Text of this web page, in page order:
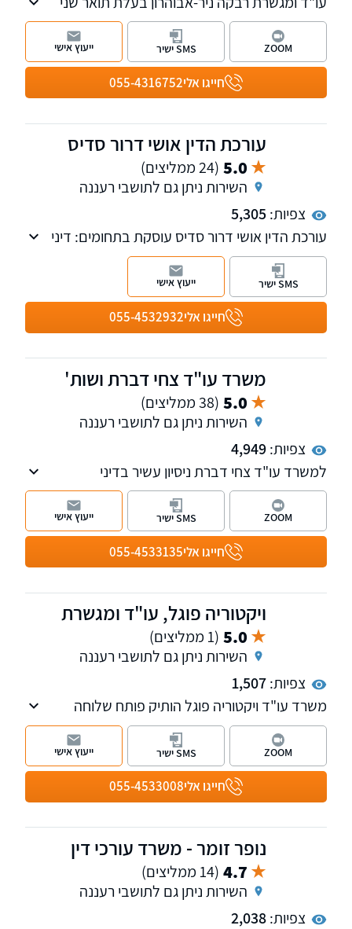
במשפטים. מוסמכת לעריכת ייפוי כוח מתמשך,
בעלת ניסיון רב בייצוג ובסיוע בעסקאות מקרקעין,
פשיטת רגל, גישור ובוררות בהסכם גירושין, ודיני
משפחה - במיוחד צוואות וירושות.
חייגו אלי055-4316752
ZOOM SMS ישיר ייעוץ אישי
עורכת הדין אושי דרור סדיס
5.0 (24 ממליצים)
השירות ניתן גם לתושבי רעננה
צפיות:5,305
עורכת הדין אושי דרור סדיס עוסקת בתחומים: דיני
משפחה נדל"ן, יפויי כח מתמשך צוואות וירושות
חייגו אלי055-4532932
SMS ישיר ייעוץ אישי
משרד עו"ד צחי דברת ושות'
5.0 (38 ממליצים)
השירות ניתן גם לתושבי רעננה
צפיות:4,949
למשרד עו"ד צחי דברת ניסיון עשיר בדיני
המשפחה והגירושין, לרבות מזונות, ייפוי כוח
מתמשך, צוואות וירושות. בנוסף המשרד עוסק
בתחום המקרקעין, מלווה מוכרים וקונים בעסקאות
מכר, מטפל בליקויי בנייה, סכסוכי שכנים ועוד, וכן
תביעות לשון הרע. למשרד שלוחות בנתניה וחיפה.
חייגו אלי055-4533135
ZOOM SMS ישיר ייעוץ אישי
ויקטוריה פוגל, עו"ד ומגשרת
5.0 (1 ממליצים)
השירות ניתן גם לתושבי רעננה
צפיות:1,507
משרד עו"ד ויקטוריה פוגל הותיק פותח שלוחה
חדשה בהרצליה, המשרד עוסק בתחום ה מקרקעין
נדל"ן, דיני המשפחה ותביעות נזיקין. למשרד
שלוחות ברחובות ובהרצליה
חייגו אלי055-4533008
ZOOM SMS ישיר ייעוץ אישי
נופר זומר - משרד עורכי דין
4.7 (14 ממליצים)
השירות ניתן גם לתושבי רעננה
צפיות:2,038